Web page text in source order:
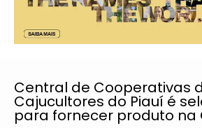
Central de Cooperativas
Cajucultores do Piauí é
para fornecer produto na